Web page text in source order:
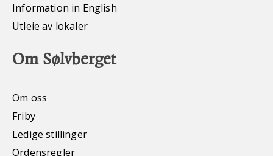
Information in English
Utleie av lokaler
Om Sølvberget
Om oss
Friby
Ledige stillinger
Ordensregler